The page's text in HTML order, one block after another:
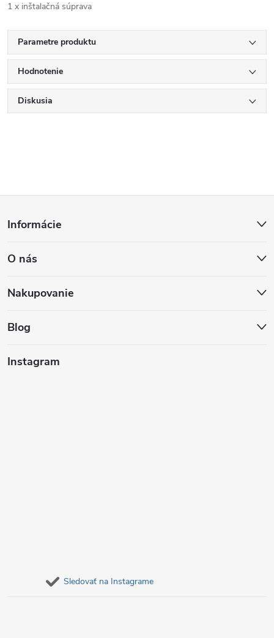
1 x inštalačná súprava
Parametre produktu
Hodnotenie
Diskusia
p
ä
Informácie
O nás
Nakupovanie
Blog
Instagram
Sledovať na Instagrame